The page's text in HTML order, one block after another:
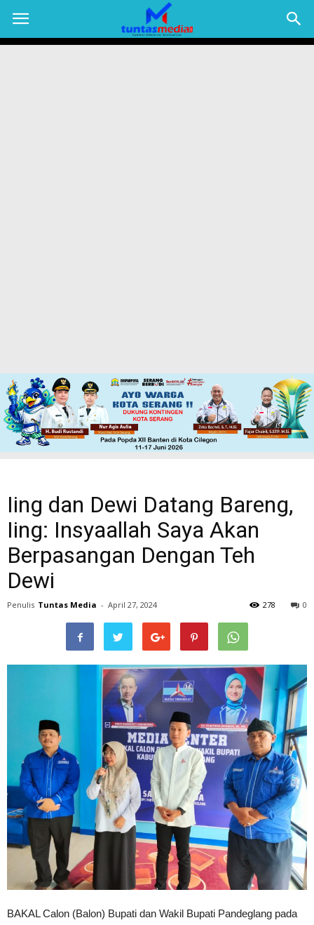
TUNTAS
Iing dan Dewi Datang Bareng,
Iing: Insyaallah Saya Akan
Berpasangan Dengan Teh
Dewi
Penulis Tuntas Media - April 27, 2024 0
278
BAKAL Calon (Balon) Bupati dan Wakil Bupati Pandeglang pada